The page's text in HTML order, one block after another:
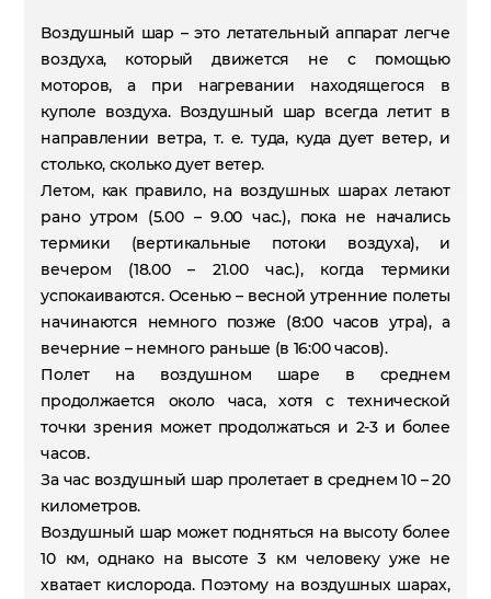
Воздушный шар – это летательный аппарат легче
воздуха, который движется не с помощью
моторов, а при нагревании находящегося в
куполе воздуха. Воздушный шар всегда летит в
направлении ветра, т. е. туда, куда дует ветер, и
столько, сколько дует ветер.
Летом, как правило, на воздушных шарах летают
рано утром (5.00 – 9.00 час.), пока не начались
термики (вертикальные потоки воздуха), и
вечером (18.00 – 21.00 час.), когда термики
успокаиваются. Осенью – весной утренние полеты
начинаются немного позже (8:00 часов утра), а
вечерние – немного раньше (в 16:00 часов).
Полет на воздушном шаре в среднем
продолжается около часа, хотя с технической
точки зрения может продолжаться и 2-3 и более
часов.
За час воздушный шар пролетает в среднем 10 – 20
километров.
Воздушный шар может подняться на высоту более
10 км, однако на высоте 3 км человеку уже не
хватает кислорода. Поэтому на воздушных шарах,